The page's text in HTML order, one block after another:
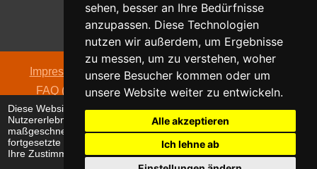
Diese Website verwendet Cookies, um Ihr
Nutzererlebnis zu verbessern und
maßgeschneiderte Anzeigen anzuzeigen. Die
fortgesetzte Nutzung dieser Website bestätigt
Ihre Zustimmung zur Verwendung von Cookies.
sehen, besser an Ihre Bedürfnisse
anzupassen. Diese Technologien
nutzen wir außerdem, um Ergebnisse
zu messen, um zu verstehen, woher
unsere Besucher kommen oder um
unsere Website weiter zu entwickeln.
Alle akzeptieren
Ich lehne ab
Oldentruper Straße 104
33604 Bielefeld
Impressum |Datenschutzerklärung|AGB|Kontakt
FAQ (häufig gestellte Fragen)|Hinweispflicht zur
Batterieentsorgung
© 2026 alpha electronic